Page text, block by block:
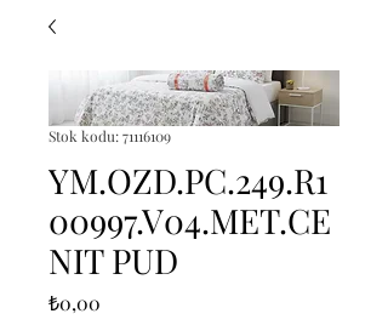
Stok kodu: 71116109
YM.OZD.PC.249.R1
00997.V04.MET.CE
NIT PUD
₺0,00